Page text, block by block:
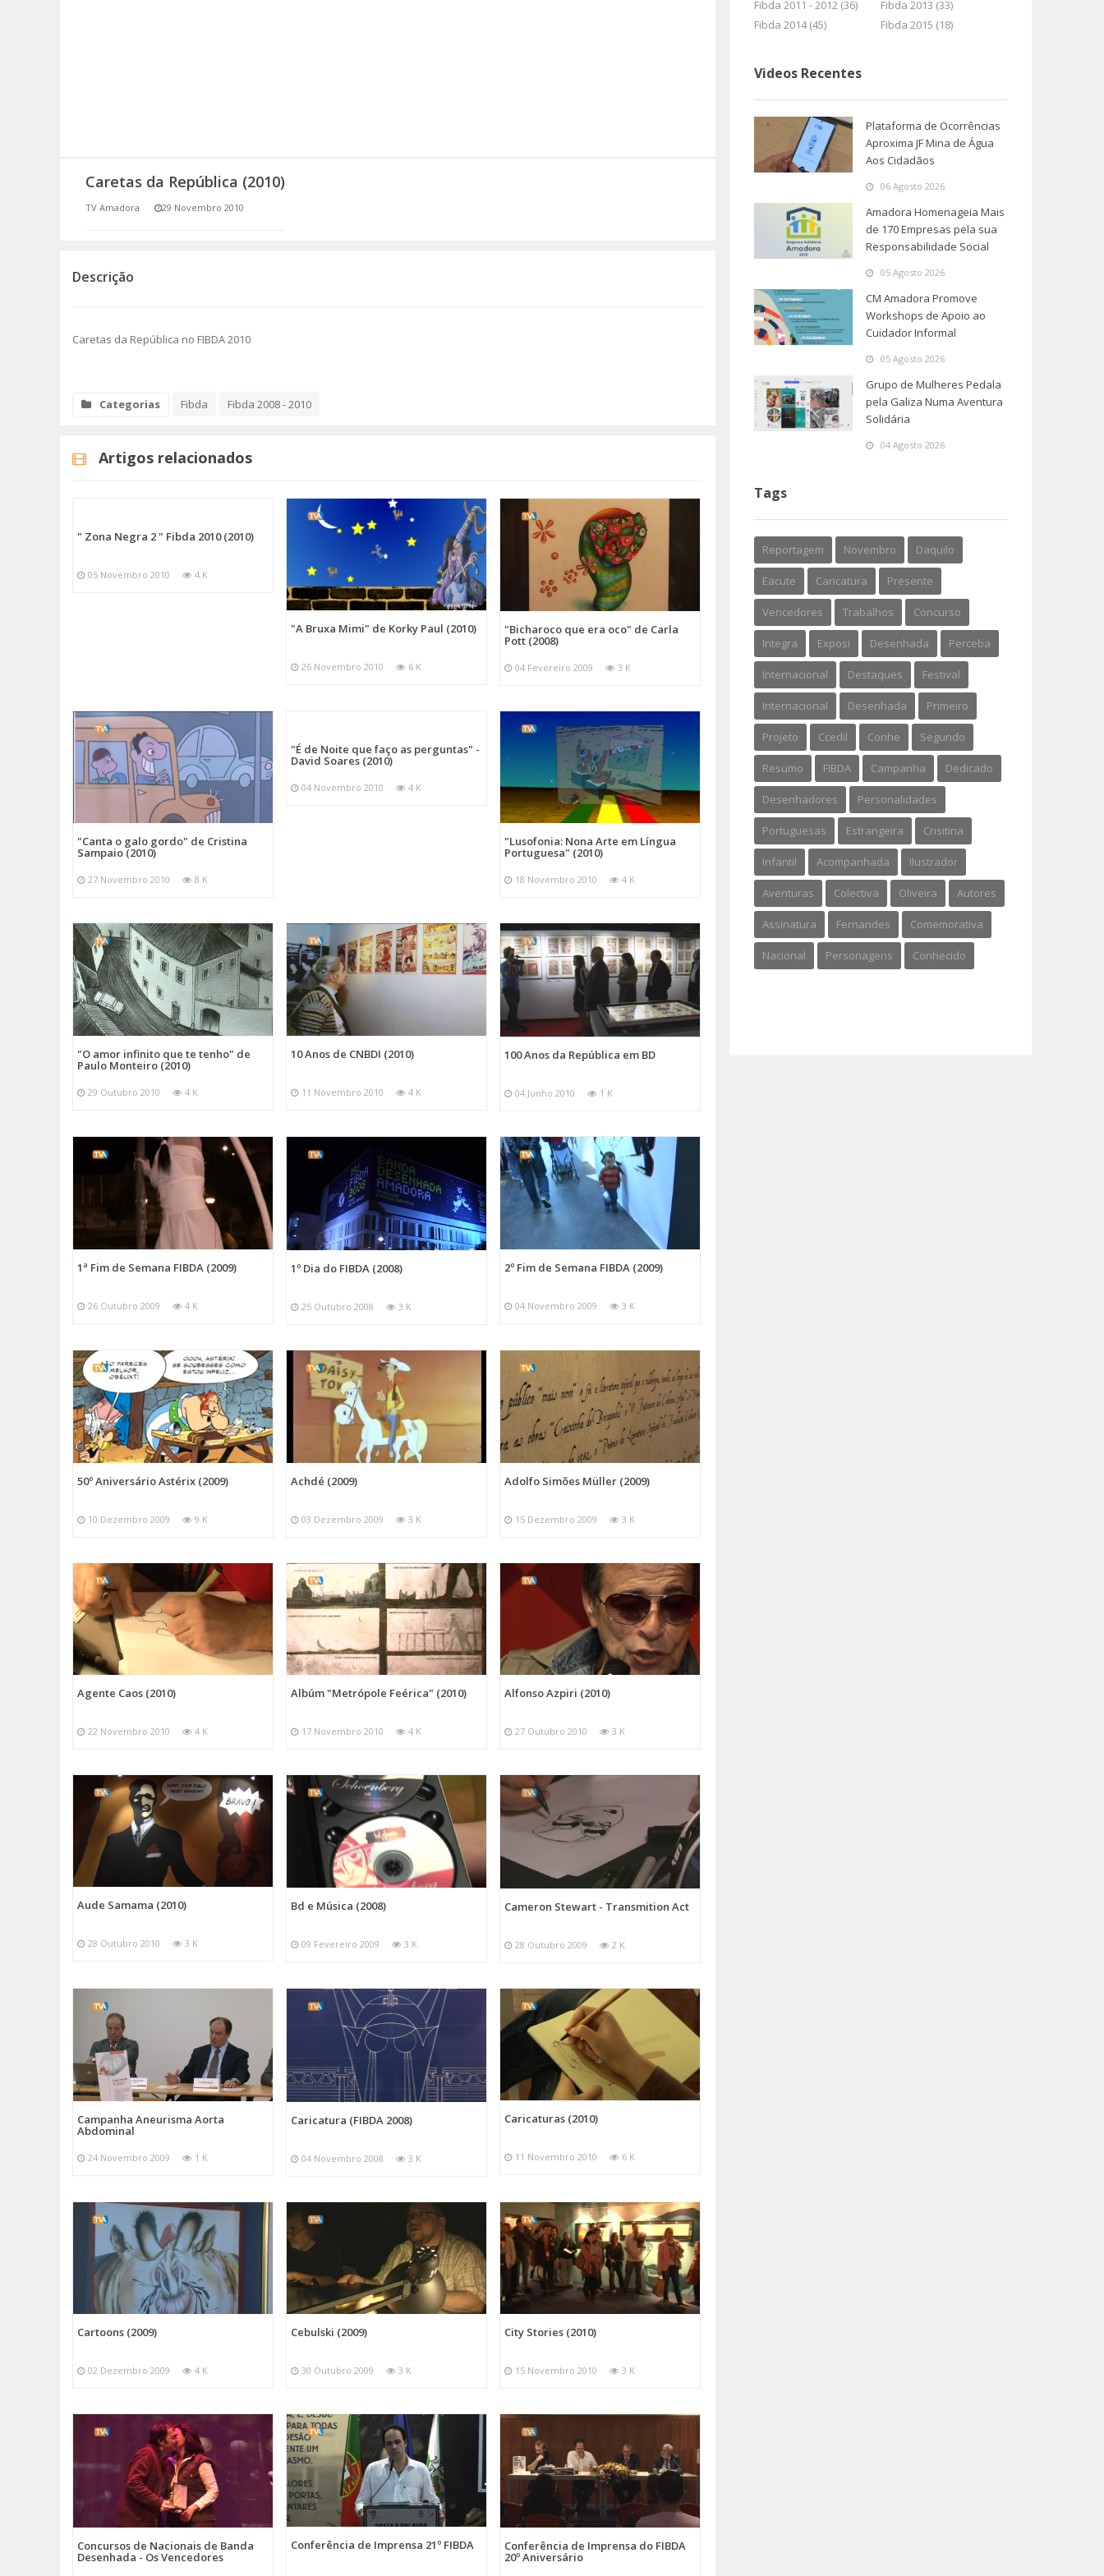
(RE) PENSAMENTOS
Caretas da República (2010)
TV Amadora 29 Novembro 2010
Descrição
Caretas da República no FIBDA 2010
Categorias Fibda Fibda 2008 - 2010
Artigos relacionados
" Zona Negra 2 " Fibda 2010 (2010)
05 Novembro 2010 4 K
"A Bruxa Mimi" de Korky Paul (2010)
26 Novembro 2010 6 K
"Bicharoco que era oco" de Carla
Pott (2008)
04 Fevereiro 2009 3 K
"Canta o galo gordo" de Cristina
Sampaio (2010)
27 Novembro 2010 8 K
"É de Noite que faço as perguntas" -
David Soares (2010)
04 Novembro 2010 4 K
"Lusofonia: Nona Arte em Língua
Portuguesa" (2010)
18 Novembro 2010 4 K
"O amor infinito que te tenho" de
Paulo Monteiro (2010)
29 Outubro 2010 4 K
10 Anos de CNBDI (2010)
11 Novembro 2010 4 K
100 Anos da República em BD
04 Junho 2010 1 K
1ª Fim de Semana FIBDA (2009)
26 Outubro 2009 4 K
1º Dia do FIBDA (2008)
25 Outubro 2008 3 K
2º Fim de Semana FIBDA (2009)
04 Novembro 2009 3 K
50º Aniversário Astérix (2009)
10 Dezembro 2009 9 K
Achdé (2009)
03 Dezembro 2009 3 K
Adolfo Simões Müller (2009)
15 Dezembro 2009 3 K
Agente Caos (2010)
22 Novembro 2010 4 K
Albúm "Metrópole Feérica" (2010)
17 Novembro 2010 4 K
Alfonso Azpiri (2010)
27 Outubro 2010 3 K
Aude Samama (2010)
28 Outubro 2010 3 K
Bd e Música (2008)
09 Fevereiro 2009 3 K
Cameron Stewart - Transmition Act
28 Outubro 2009 2 K
Campanha Aneurisma Aorta
Abdominal
24 Novembro 2009 1 K
Caricatura (FIBDA 2008)
04 Novembro 2008 3 K
Caricaturas (2010)
11 Novembro 2010 6 K
Cartoons (2009)
02 Dezembro 2009 4 K
Cebulski (2009)
30 Outubro 2009 3 K
City Stories (2010)
15 Novembro 2010 3 K
Concursos de Nacionais de Banda
Desenhada - Os Vencedores
Conferência de Imprensa 21º FIBDA Conferência de Imprensa do FIBDA
20º Aniversário
Fibda 2011 - 2012 (36)
Fibda 2013 (33)
Fibda 2014 (45)
Fibda 2015 (18)
Videos Recentes
Plataforma de Ocorrências
Aproxima JF Mina de Água
Aos Cidadãos
06 Agosto 2026
Amadora Homenageia Mais
de 170 Empresas pela sua
Responsabilidade Social
05 Agosto 2026
CM Amadora Promove
Workshops de Apoio ao
Cuidador Informal
05 Agosto 2026
Grupo de Mulheres Pedala
pela Galiza Numa Aventura
Solidária
04 Agosto 2026
Tags
Reportagem Novembro Daquilo
Eacute Caricatura Presente
Vencedores Trabalhos Concurso
Integra Exposi Desenhada Perceba
Internacional Destaques Festival
Internacional Desenhada Primeiro
Projeto Ccedil Conhe Segundo
Resumo FIBDA Campanha Dedicado
Desenhadores Personalidades
Portuguesas Estrangeira Crisitina
Infantil Acompanhada Ilustrador
Aventuras Colectiva Oliveira Autores
Assinatura Fernandes Comemorativa
Nacional Personagens Conhecido